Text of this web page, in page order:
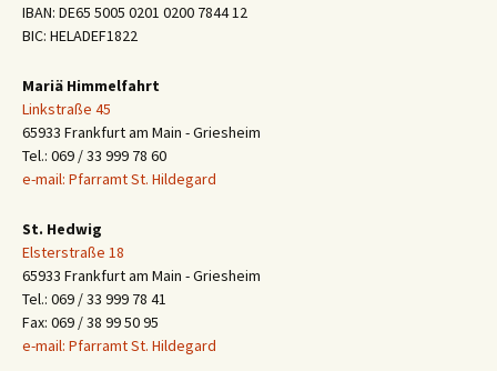
IBAN: DE65 5005 0201 0200 7844 12
BIC: HELADEF1822
Mariä Himmelfahrt
Linkstraße 45
65933 Frankfurt am Main - Griesheim
Tel.: 069 / 33 999 78 60
e-mail: Pfarramt St. Hildegard
St. Hedwig
Elsterstraße 18
65933 Frankfurt am Main - Griesheim
Tel.: 069 / 33 999 78 41
Fax: 069 / 38 99 50 95
e-mail: Pfarramt St. Hildegard